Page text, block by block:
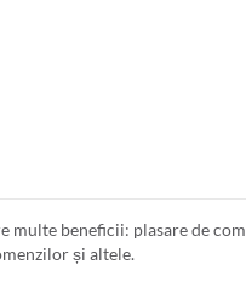
multe beneficii: plasare de
și altele.